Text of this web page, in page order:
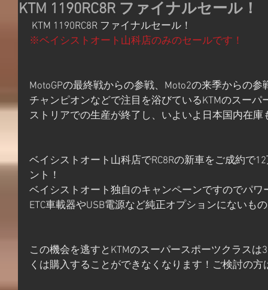
KTM 1190RC8R ファイナルセール！
KTM 1190RC8R ファイナルセール！
※ベイシストオート山科店のみのセールです！
MotoGPの最終戦からの参戦、Moto2の来季からの
チャンピオンなどで注目を浴びているKTMのスーパ
ストリアでの生産が終了し、いよいよ日本国内在庫
ベイシストオート山科店でRC8Rの新車をご成約で
ント！
ベイシストオート独自のキャンペーンですのでパ
ETC車載器やUSB電源など純正オプションにないも
この機会を逃すとKTMのスーパースポーツクラスは
くは購入することができなくなります！ご検討の方